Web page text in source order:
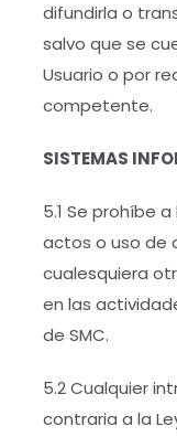
difundirla o
salvo que se
Usuario o por
competente.
SISTEMAS
5.1 Se prohíbe
actos o uso de
cualesquiera
en las
de SMC.
5.2 Cualquier
contraria a la